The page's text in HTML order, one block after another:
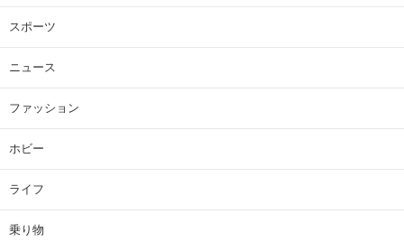
スポーツ
ニュース
ファッション
ホビー
ライフ
乗り物